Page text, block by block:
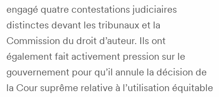
engagé quatre contestations judiciaires
distinctes devant les tribunaux et la
Commission du droit d’auteur. Ils ont
également fait activement pression sur le
gouvernement pour qu’il annule la décision de
la Cour suprême relative à l’utilisation équitable